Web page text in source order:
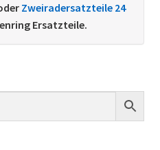
Zweiradersatzteile 24
Ersatzteile.